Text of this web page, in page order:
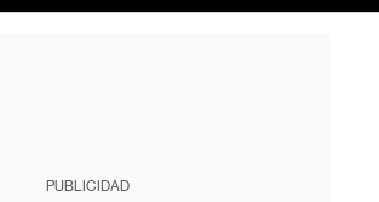
PUBLICIDAD